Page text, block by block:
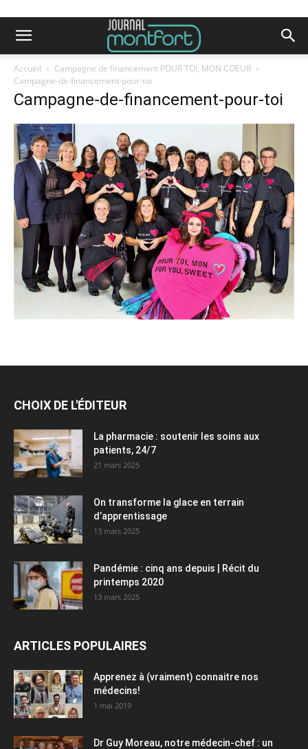
Accueil
Campagne de financement POUR TOI, MON COEUR
Campagne-de-financement-pour-toi
Campagne-de-financement-pour-toi
CHOIX DE L'ÉDITEUR
La pharmacie : soutenir les soins aux
patients, 24/7
21 mars 2025
On transforme la glace en terrain
d’apprentissage
13 mars 2025
Pandémie : cinq ans depuis | Récit du
printemps 2020
13 mars 2025
ARTICLES POPULAIRES
Apprenez à (vraiment) connaitre nos
médecins!
1 mai 2019
Dr Guy Moreau, notre médecin-chef : un